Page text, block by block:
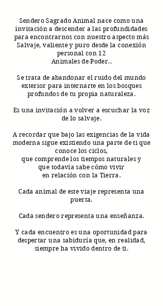
Sendero Sagrado Animal nace como una
invitación a descender a las profundidades
para encontrarnos con nuestro aspecto más
Salvaje, valiente y puro desde la conexión
personal con 12
Animales de Poder..
Se trata de abandonar el ruido del mundo
exterior para internarte en los bosques
profundos de tu propia naturaleza.
Es una invitación a volver a escuchar la voz
de lo salvaje.
A recordar que bajo las exigencias de la vida
moderna sigue existiendo una parte de ti que
conoce los ciclos,
que comprende los tiempos naturales y
que todavía sabe cómo vivir
en relación con la Tierra.
Cada animal de este viaje representa una
puerta.
Cada sendero representa una enseñanza.
Y cada encuentro es una oportunidad para
despertar una sabiduría que, en realidad,
siempre ha vivido dentro de ti.